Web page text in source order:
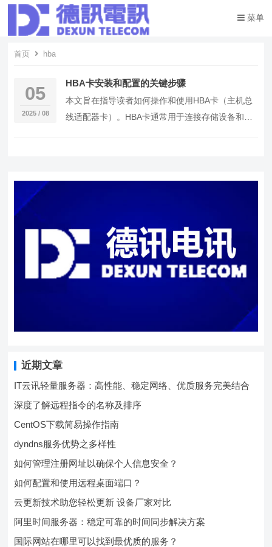
菜单
首页 hba
05
2025 / 08
HBA卡安装和配置的关键步骤
本文旨在指导读者如何操作和使用HBA卡（主机总
线适配器卡）。HBA卡通常用于连接存储设备和服
近期文章
IT云讯轻量服务器：高性能、稳定网络、优质服务完美结合
深度了解远程指令的名称及排序
CentOS下载简易操作指南
dyndns服务优势之多样性
如何管理注册网址以确保个人信息安全？
如何配置和使用远程桌面端口？
云更新技术助您轻松更新 设备厂家对比
阿里时间服务器：稳定可靠的时间同步解决方案
国际网站在哪里可以找到最优质的服务？